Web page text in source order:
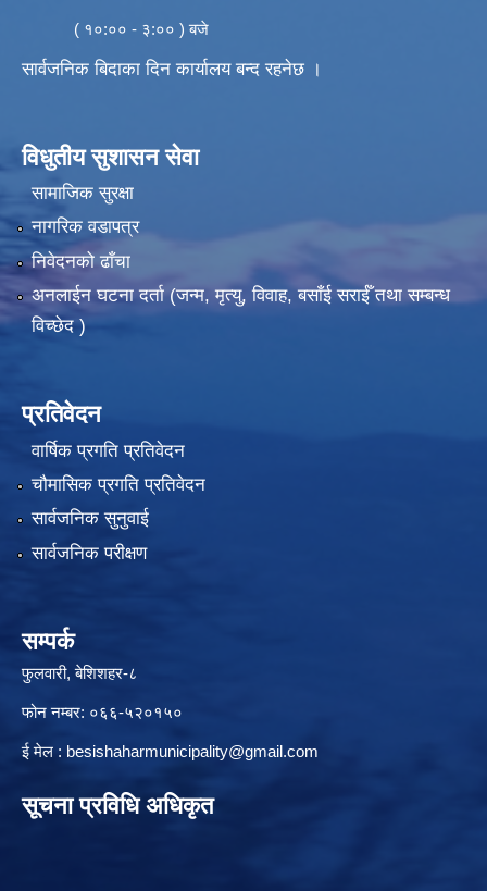
( १०:०० - ३:०० ) बजे
सार्वजनिक बिदाका दिन कार्यालय बन्द रहनेछ ।
विधुतीय सुशासन सेवा
सामाजिक सुरक्षा
नागरिक वडापत्र
निवेदनको ढाँचा
अनलाईन घटना दर्ता (जन्म, मृत्यु, विवाह, बसाँई सराईँ तथा सम्बन्ध
विच्छेद )
प्रतिवेदन
वार्षिक प्रगति प्रतिवेदन
चौमासिक प्रगति प्रतिवेदन
सार्वजनिक सुनुवाई
सार्वजनिक परीक्षण
सम्पर्क
फुलवारी, बेशिशहर-८
फोन नम्बर: ०६६-५२०१५०
ई मेल : besishaharmunicipality@gmail.com
सूचना प्रविधि अधिकृत